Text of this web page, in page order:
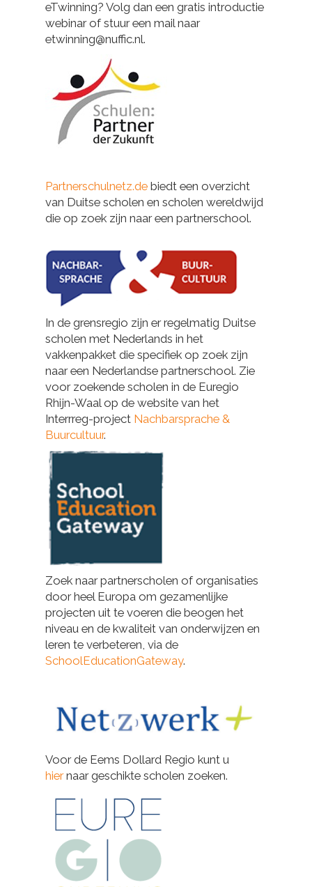
eTwinning? Volg dan een gratis introductie
webinar of stuur een mail naar
etwinning@nuffic.nl.
Partnerschulnetz.de biedt een overzicht
van Duitse scholen en scholen wereldwijd
die op zoek zijn naar een partnerschool.
In de grensregio zijn er regelmatig Duitse
scholen met Nederlands in het
vakkenpakket die specifiek op zoek zijn
naar een Nederlandse partnerschool. Zie
voor zoekende scholen in de Euregio
Rhijn-Waal op de website van het
Interrreg-project Nachbarsprache &
Buurcultuur.
Zoek naar partnerscholen of organisaties
door heel Europa om gezamenlijke
projecten uit te voeren die beogen het
niveau en de kwaliteit van onderwijzen en
leren te verbeteren, via de
SchoolEducationGateway.
Voor de Eems Dollard Regio kunt u
hiernaar geschikte scholen zoeken.